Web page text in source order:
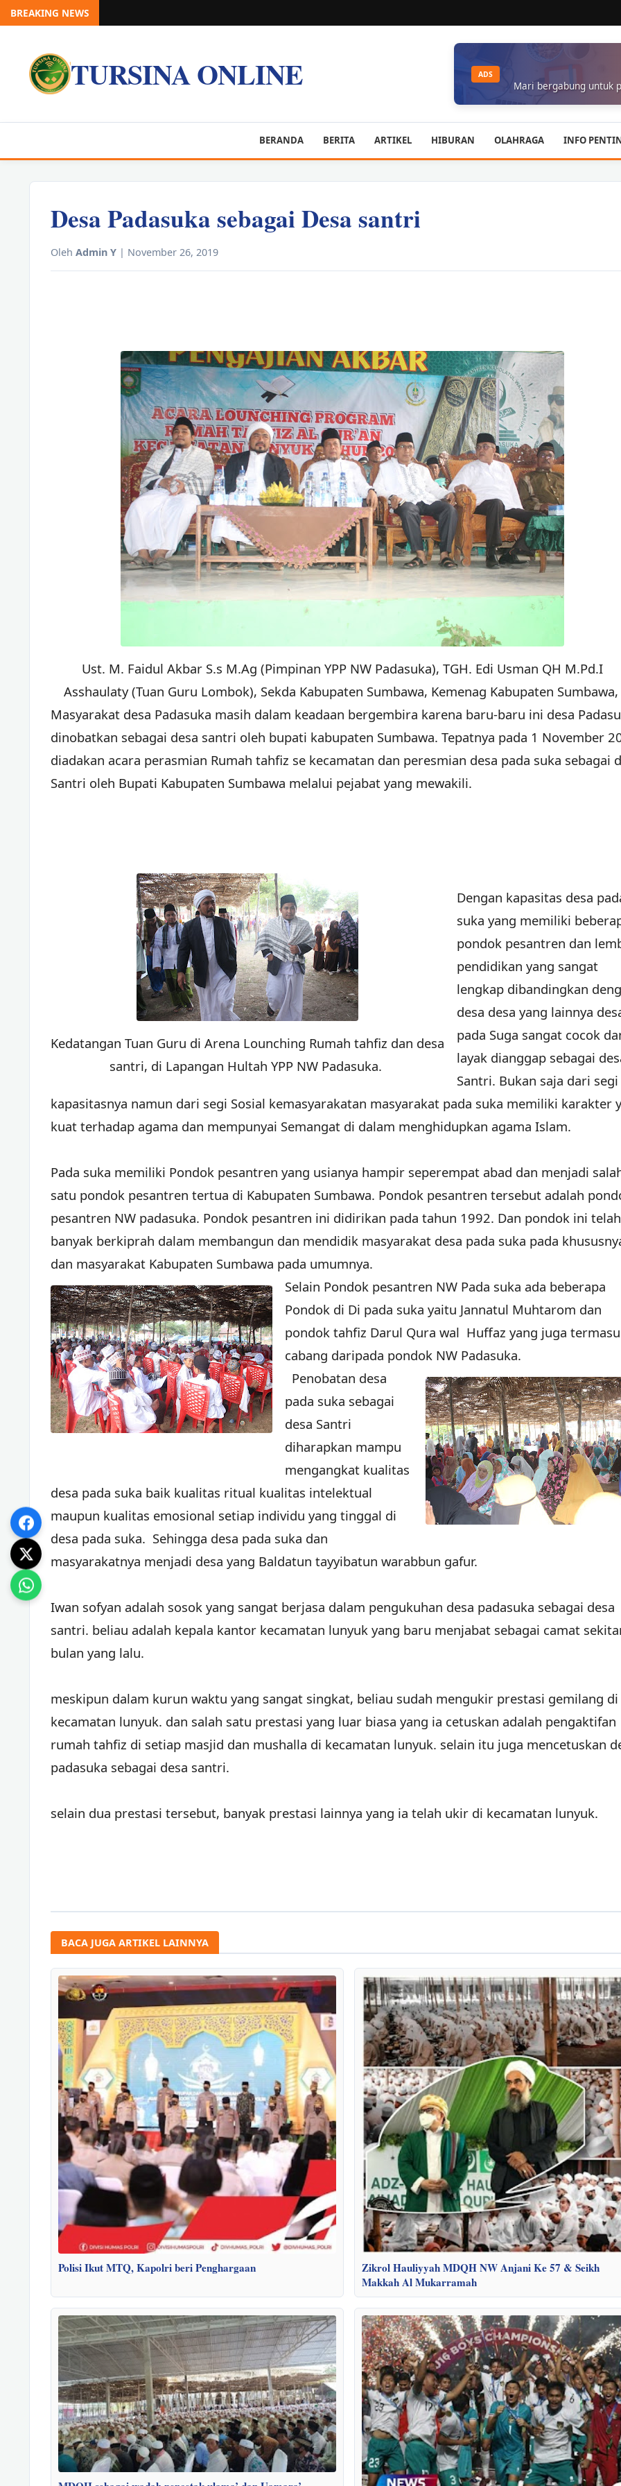
BREAKING NEWS
TURSINA ONLINE ADS
Mari bergabung untuk
BERANDA BERITA ARTIKEL HIBURAN OLAHRAGA INFO
Desa Padasuka sebagai Desa santri
Oleh Admin Y | November 26, 2019
Ust. M. Faidul Akbar S.s M.Ag (Pimpinan YPP NW Padasuka), TGH. Edi Usman QH M.Pd.I
Asshaulaty (Tuan Guru Lombok), Sekda Kabupaten Sumbawa, Kemenag Kabupaten Sumbawa,
Masyarakat desa Padasuka masih dalam keadaan bergembira karena baru-baru ini desa
dinobatkan sebagai desa santri oleh bupati kabupaten Sumbawa. Tepatnya pada 1 November
diadakan acara perasmian Rumah tahfiz se kecamatan dan peresmian desa pada suka sebagai
Santri oleh Bupati Kabupaten Sumbawa melalui pejabat yang mewakili.
Kedatangan Tuan Guru di Arena Lounching Rumah tahfiz dan desa
santri, di Lapangan Hultah YPP NW Padasuka.
Dengan kapasitas desa
suka yang memiliki
pondok pesantren dan
pendidikan yang sangat
lengkap dibandingkan
desa desa yang lainnya
pada Suga sangat cocok
layak dianggap sebagai
Santri. Bukan saja dari segi
kapasitasnya namun dari segi Sosial kemasyarakatan masyarakat pada suka memiliki karakter
kuat terhadap agama dan mempunyai Semangat di dalam menghidupkan agama Islam.
Pada suka memiliki Pondok pesantren yang usianya hampir seperempat abad dan menjadi
satu pondok pesantren tertua di Kabupaten Sumbawa. Pondok pesantren tersebut adalah
pesantren NW padasuka. Pondok pesantren ini didirikan pada tahun 1992. Dan pondok ini telah
banyak berkiprah dalam membangun dan mendidik masyarakat desa pada suka pada
dan masyarakat Kabupaten Sumbawa pada umumnya.
Selain Pondok pesantren NW Pada suka ada beberapa
Pondok di Di pada suka yaitu Jannatul Muhtarom dan
pondok tahfiz Darul Qura wal Huffaz yang juga
cabang daripada pondok NW Padasuka.
Penobatan desa
pada suka sebagai
desa Santri
diharapkan mampu
mengangkat kualitas
desa pada suka baik kualitas ritual kualitas intelektual
maupun kualitas emosional setiap individu yang tinggal di
desa pada suka. Sehingga desa pada suka dan
masyarakatnya menjadi desa yang Baldatun tayyibatun warabbun gafur.
Iwan sofyan adalah sosok yang sangat berjasa dalam pengukuhan desa padasuka sebagai desa
santri. beliau adalah kepala kantor kecamatan lunyuk yang baru menjabat sebagai camat
bulan yang lalu.
meskipun dalam kurun waktu yang sangat singkat, beliau sudah mengukir prestasi gemilang di
kecamatan lunyuk. dan salah satu prestasi yang luar biasa yang ia cetuskan adalah pengaktifan
rumah tahfiz di setiap masjid dan mushalla di kecamatan lunyuk. selain itu juga mencetuskan
padasuka sebagai desa santri.
selain dua prestasi tersebut, banyak prestasi lainnya yang ia telah ukir di kecamatan lunyuk.
BACA JUGA ARTIKEL LAINNYA
Polisi Ikut MTQ, Kapolri beri Penghargaan
Zikrol Hauliyyah MDQH NW Anjani Ke 57 & Seikh
Makkah Al Mukarramah